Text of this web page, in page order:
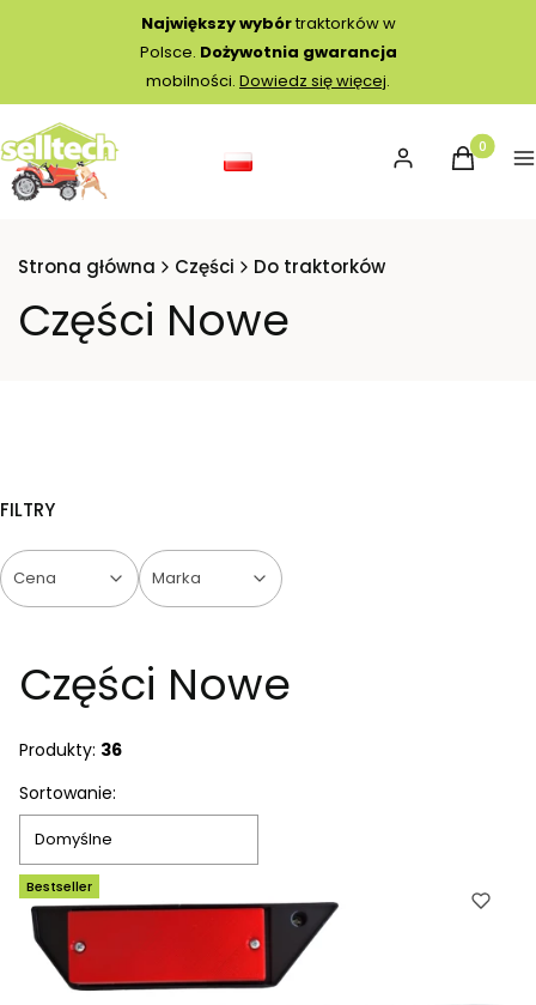
Największy wybórtraktorków w
Polsce. Dożywotnia gwarancja
mobilności. Dowiedz się więcej.
Zaloguj sięProdukty
Koszyk
Strona główna Części Do traktorków
Części Nowe
FILTRY
Cena Marka
Części Nowe
Produkty: 36
Lista produktów
Sortowanie:
Domyślne
Bestseller